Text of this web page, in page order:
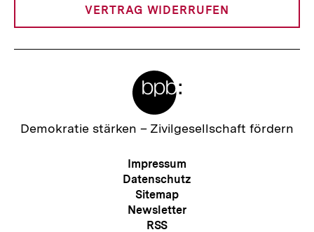
VERTRAG WIDERRUFEN
Zur
Demokratie stärken – Zivilgesellschaft fördern
Meta-
Navigation
Impressum
Datenschutz
Sitemap
Newsletter
RSS